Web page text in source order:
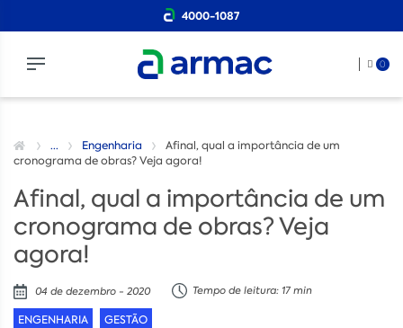
4000-1087
0
... Engenharia
Afinal, qual a importância de um
cronograma de obras? Veja agora!
Afinal, qual a importância de um
cronograma de obras? Veja
agora!
04 de dezembro - 2020 Tempo de leitura: 17 min
ENGENHARIA GESTÃO